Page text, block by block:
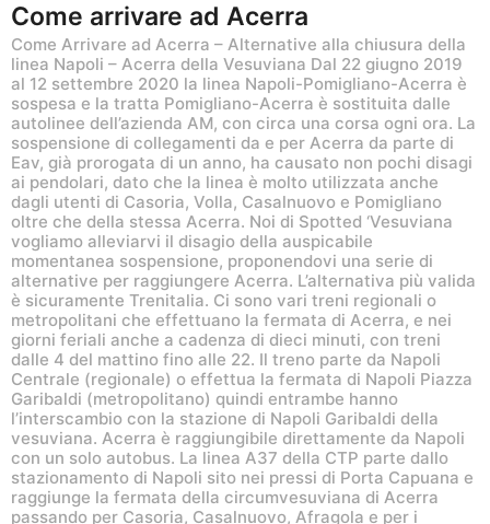
Come arrivare ad Acerra
Come Arrivare ad Acerra – Alternative alla chiusura della
linea Napoli – Acerra della Vesuviana Dal 22 giugno 2019
al 12 settembre 2020 la linea Napoli-Pomigliano-Acerra è
sospesa e la tratta Pomigliano-Acerra è sostituita dalle
autolinee dell’azienda AM, con circa una corsa ogni ora. La
sospensione di collegamenti da e per Acerra da parte di
Eav, già prorogata di un anno, ha causato non pochi disagi
ai pendolari, dato che la linea è molto utilizzata anche
dagli utenti di Casoria, Volla, Casalnuovo e Pomigliano
oltre che della stessa Acerra. Noi di Spotted ‘Vesuviana
vogliamo alleviarvi il disagio della auspicabile
momentanea sospensione, proponendovi una serie di
alternative per raggiungere Acerra. L’alternativa più valida
è sicuramente Trenitalia. Ci sono vari treni regionali o
metropolitani che effettuano la fermata di Acerra, e nei
giorni feriali anche a cadenza di dieci minuti, con treni
dalle 4 del mattino fino alle 22. Il treno parte da Napoli
Centrale (regionale) o effettua la fermata di Napoli Piazza
Garibaldi (metropolitano) quindi entrambe hanno
l’interscambio con la stazione di Napoli Garibaldi della
vesuviana. Acerra è raggiungibile direttamente da Napoli
con un solo autobus. La linea A37 della CTP parte dallo
stazionamento di Napoli sito nei pressi di Porta Capuana e
raggiunge la fermata della circumvesuviana di Acerra
passando per Casoria, Casalnuovo, Afragola e per i